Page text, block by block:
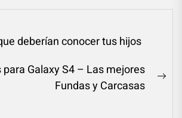
deberían conocer tus hijos
para Galaxy S4 – Las mejores
Fundas y Carcasas